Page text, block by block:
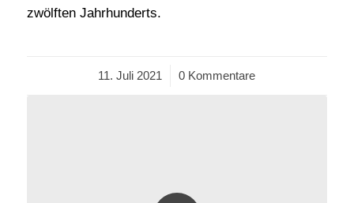
zwölften Jahrhunderts.
11. Juli 2021
/ 0 Kommentare